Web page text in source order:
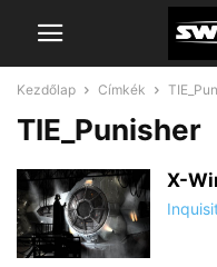
Kezdőlap Címkék
TIE_Punisher
X-